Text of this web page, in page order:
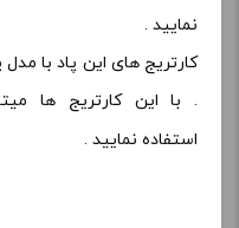
نمایید .
. با این کارتریج ها
استفاده نمایید .